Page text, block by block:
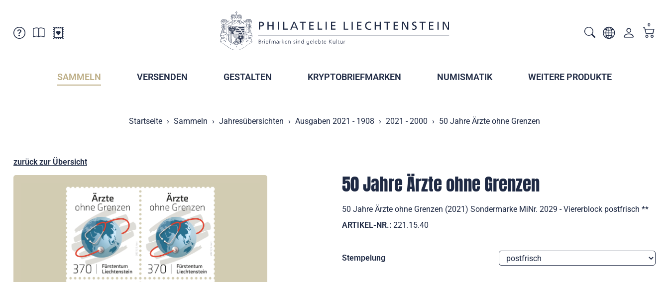
Verkaufsstellen
Postcrossing
Abonnemente
0
SAMMELN VERSENDEN GESTALTEN KRYPTOBRIEFMARKEN NUMISMATIK WEITERE PRODUKTE
Startseite Sammeln Jahresübersichten Ausgaben 2021 - 1908 2021 - 2000 50 Jahre Ärzte ohne Grenzen
zurück zur Übersicht
50 Jahre Ärzte ohne Grenzen
50 Jahre Ärzte ohne Grenzen (2021) Sondermarke MiNr. 2029 - Viererblock postfrisch **
ARTIKEL-NR.: 221.15.40
Stempelung